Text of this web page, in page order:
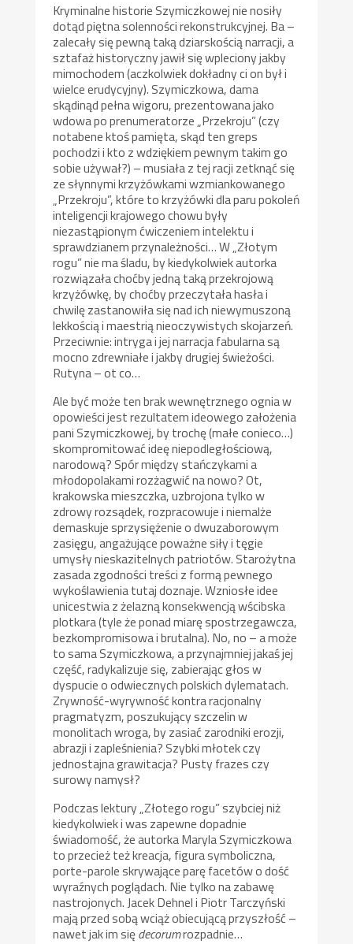
Kryminalne historie Szymiczkowej nie nosiły
dotąd piętna solenności rekonstrukcyjnej. Ba –
zalecały się pewną taką dziarskością narracji, a
sztafaż historyczny jawił się wpleciony jakby
mimochodem (aczkolwiek dokładny ci on był i
wielce erudycyjny). Szymiczkowa, dama
skądinąd pełna wigoru, prezentowana jako
wdowa po prenumeratorze „Przekroju” (czy
notabene ktoś pamięta, skąd ten greps
pochodzi i kto z wdziękiem pewnym takim go
sobie używał?) – musiała z tej racji zetknąć się
ze słynnymi krzyżówkami wzmiankowanego
„Przekroju”, które to krzyżówki dla paru pokoleń
inteligencji krajowego chowu były
niezastąpionym ćwiczeniem intelektu i
sprawdzianem przynależności… W „Złotym
rogu” nie ma śladu, by kiedykolwiek autorka
rozwiązała choćby jedną taką przekrojową
krzyżówkę, by choćby przeczytała hasła i
chwilę zastanowiła się nad ich niewymuszoną
lekkością i maestrią nieoczywistych skojarzeń.
Przeciwnie: intryga i jej narracja fabularna są
mocno zdrewniałe i jakby drugiej świeżości.
Rutyna – ot co…
Ale być może ten brak wewnętrznego ognia w
opowieści jest rezultatem ideowego założenia
pani Szymiczkowej, by trochę (małe conieco…)
skompromitować ideę niepodległościową,
narodową? Spór między stańczykami a
młodopolakami rozżagwić na nowo? Ot,
krakowska mieszczka, uzbrojona tylko w
zdrowy rozsądek, rozpracowuje i niemalże
demaskuje sprzysiężenie o dwuzaborowym
zasięgu, angażujące poważne siły i tęgie
umysły nieskazitelnych patriotów. Starożytna
zasada zgodności treści z formą pewnego
wykoślawienia tutaj doznaje. Wzniosłe idee
unicestwia z żelazną konsekwencją wścibska
plotkara (tyle że ponad miarę spostrzegawcza,
bezkompromisowa i brutalna). No, no – a może
to sama Szymiczkowa, a przynajmniej jakaś jej
część, radykalizuje się, zabierając głos w
dyspucie o odwiecznych polskich dylematach.
Zrywność-wyrywność kontra racjonalny
pragmatyzm, poszukujący szczelin w
monolitach wroga, by zasiać zarodniki erozji,
abrazji i zapleśnienia? Szybki młotek czy
jednostajna grawitacja? Pusty frazes czy
surowy namysł?
Podczas lektury „Złotego rogu” szybciej niż
kiedykolwiek i was zapewne dopadnie
świadomość, że autorka Maryla Szymiczkowa
to przecież też kreacja, figura symboliczna,
porte-parole skrywające parę facetów o dość
wyraźnych poglądach. Nie tylko na zabawę
nastrojonych. Jacek Dehnel i Piotr Tarczyński
mają przed sobą wciąż obiecującą przyszłość –
nawet jak im siędecorumrozpadnie…